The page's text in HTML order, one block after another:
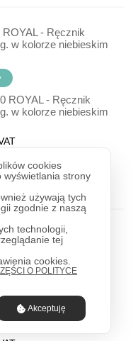
- Ręcznik
w kolorze niebieskim
Ręcznik bawełniany
czerwonym
cookies
wyświetlania strony
używają tych
zgodnie z naszą
technologii,
tej
cookies.
O POLITYCE
Akceptuję